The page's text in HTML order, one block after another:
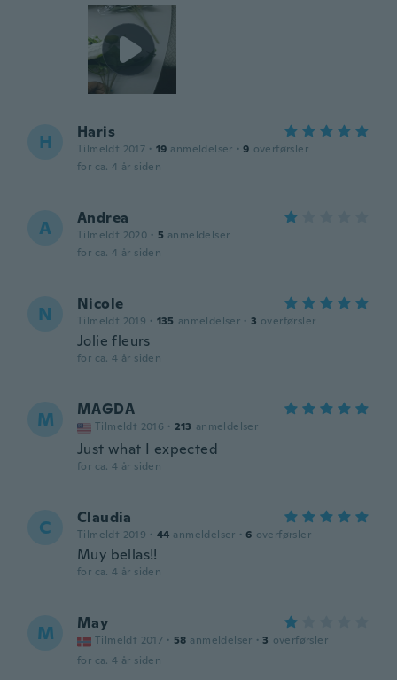
H Haris
Tilmeldt 2017 · 19 anmeldelser · 9 overførsler
for ca. 4 år siden
A Andrea
Tilmeldt 2020 · 5 anmeldelser
for ca. 4 år siden
N Nicole
Tilmeldt 2019 · 135 anmeldelser · 3 overførsler
Jolie fleurs
for ca. 4 år siden
M MAGDA
Tilmeldt 2016 · 213 anmeldelser
Just what I expected
for ca. 4 år siden
C Claudia
Tilmeldt 2019 · 44 anmeldelser · 6 overførsler
Muy bellas!!
for ca. 4 år siden
M May
Tilmeldt 2017 · 58 anmeldelser · 3 overførsler
for ca. 4 år siden